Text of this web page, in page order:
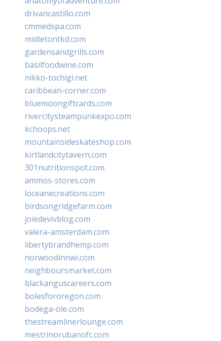
drivancastillo.com
cmmedspa.com
midletontkd.com
gardensandgrills.com
basilfoodwine.com
nikko-tochigi.net
caribbean-corner.com
bluemoongiftcards.com
rivercitysteampunkexpo.com
kchoops.net
mountainsideskateshop.com
kirtlandcitytavern.com
301nutritionspot.com
ammos-stores.com
loceanecreations.com
birdsongridgefarm.com
joiedevivblog.com
valera-amsterdam.com
libertybrandhemp.com
norwoodinnwi.com
neighboursmarket.com
blackanguscareers.com
bolesfororegon.com
bodega-ole.com
thestreamlinerlounge.com
mestrinorubanofc.com